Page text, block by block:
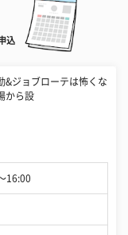
込
&ジョブローテは怖くな
から設
16:00